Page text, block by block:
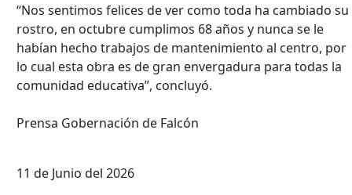
“Nos sentimos felices de ver como toda ha cambiado su
rostro, en octubre cumplimos 68 años y nunca se le
habían hecho trabajos de mantenimiento al centro, por
lo cual esta obra es de gran envergadura para todas la
comunidad educativa”, concluyó.
Prensa Gobernación de Falcón
11 de Junio del 2026